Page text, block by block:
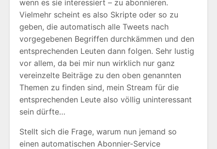
wenn es sie interessiert – zu abonnieren.
Vielmehr scheint es also Skripte oder so zu
geben, die automatisch alle Tweets nach
vorgegebenen Begriffen durchkämmen und den
entsprechenden Leuten dann folgen. Sehr lustig
vor allem, da bei mir nun wirklich nur ganz
vereinzelte Beiträge zu den oben genannten
Themen zu finden sind, mein Stream für die
entsprechenden Leute also völlig uninteressant
sein dürfte…
Stellt sich die Frage, warum nun jemand so
einen automatischen Abonnier-Service